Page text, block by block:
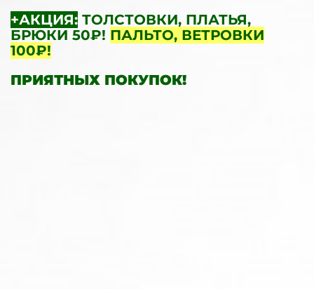
+АКЦИЯ: ТОЛСТОВКИ, ПЛАТЬЯ,
БРЮКИ 50₽! ПАЛЬТО, ВЕТРОВКИ
100₽!
ПРИЯТНЫХ ПОКУПОК!